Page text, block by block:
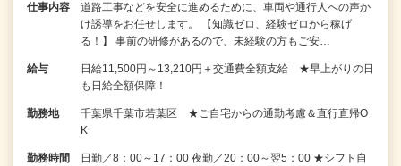
仕事内容
道路工事などを安全に進めるために、車両や通行人への声か
け誘導をお任せします。 【知識ゼロ、経験ゼロから稼げ
る！】 事前の研修があるので、未経験の方もご安…
給与
日給11,500円～13,210円＋交通費全額支給 ★早上がりの日
も日給全額保障！
勤務地
千葉県千葉市若葉区 ★ご自宅からの通勤考慮＆直行直帰O
K
勤務時間
日勤／8：00～17：00 夜勤／20：00～翌5：00 ★シフト自